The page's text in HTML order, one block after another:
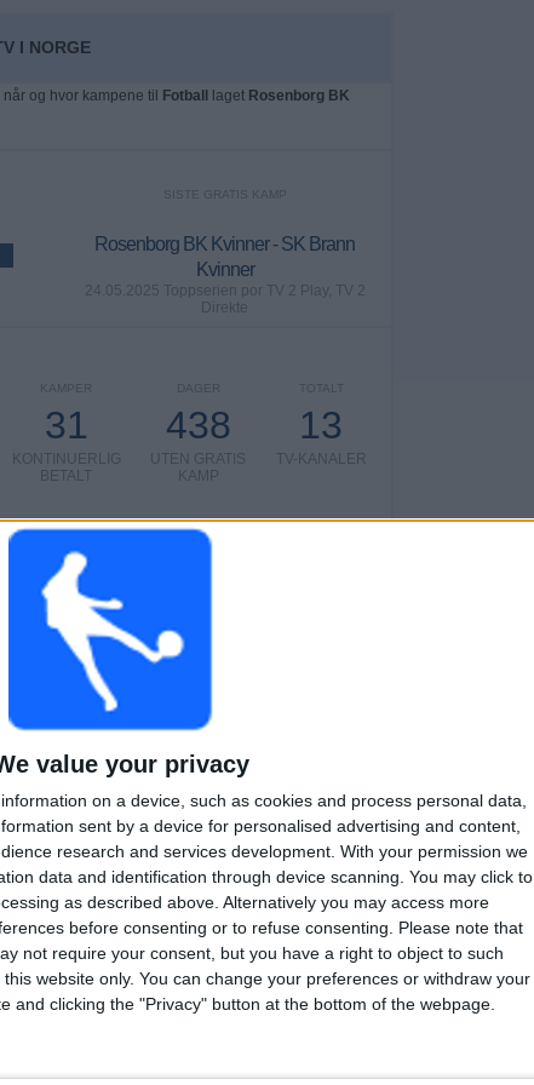
value your privacy
on a device, such as cookies and process personal data,
sent by a device for personalised advertising and content,
research and services development. With your permission we
data and identification through device scanning. You may click to
as described above. Alternatively you may access more
before consenting or to refuse consenting.
Please note that
not require your consent, but you have a right to object to such
website only. You can change your preferences or withdraw your
and clicking the "Privacy" button at the bottom of the webpage.
I NORGE
og hvor kampene til Fotball laget Rosenborg BK
SISTE GRATIS KAMP
Rosenborg BK Kvinner - SK Brann
Kvinner
24.05.2025 Toppserien por TV 2 Play, TV 2
Direkte
TOTALT
13
TV-KANALER
DAGER
438
UTEN GRATIS
KAMP
KAMPER
31
KONTINUERLIG
BETALT
17
ETTER KONKURRANSER
111 (86,72%)
11 (8,59%)
Champions League Kvinner
3 (2,34%)
Friendly Women
2 (1,56%)
UEFA Women's Europa Cup
1 (0,78%)
rangering